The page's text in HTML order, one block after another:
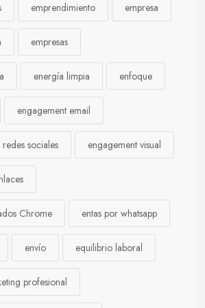
emprendimiento empresa
empresas
energía limpia enfoque
engagement email
sociales engagement visual
Chrome entas por whatsapp
envío equilibrio laboral
profesional